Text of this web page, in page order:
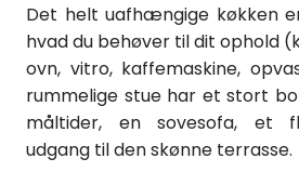
Det helt uafhængige køkken
hvad du behøver til dit ophold
ovn, vitro, kaffemaskine,
rummelige stue har et stort
måltider, en sovesofa, et
udgang til den skønne terrasse.